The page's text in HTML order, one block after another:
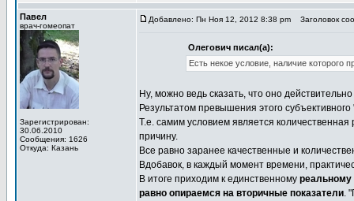
Павел
врач-гомеопат
Зарегистрирован:
30.06.2010
Сообщения: 1626
Откуда: Казань
Добавлено: Пн Ноя 12, 2012 8:38 pm Заголовок
Олегович писал(а):
Есть некое условие, наличие которого
Ну, можно ведь сказать, что оно
Результатом превышения этого
Т.е. самим условием является
причину.
Все равно заранее качественные и
Вдобавок, в каждый момент времени,
В итоге приходим к единственному реальному
равно опираемся на вторичные показатели.